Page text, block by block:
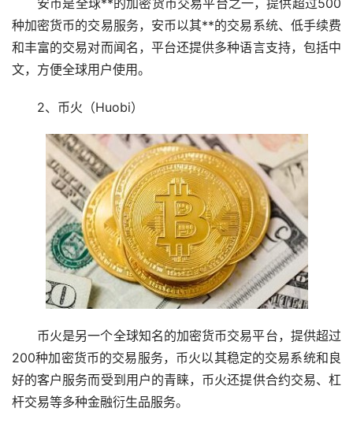
种加密货币的交易服务，安币以其**的交易系统、低手续费
和丰富的交易对而闻名，平台还提供多种语言支持，包括中
文，方便全球用户使用。
2、币火（Huobi）
币火是另一个全球知名的加密货币交易平台，提供超过
200种加密货币的交易服务，币火以其稳定的交易系统和良
好的客户服务而受到用户的青睐，币火还提供合约交易、 杠
杆交易等多种金融衍生品服务。